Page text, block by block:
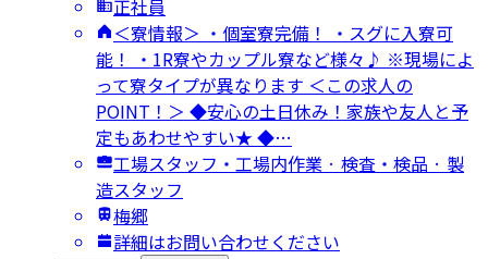
正社員
＜寮情報＞ ・個室寮完備！ ・スグに入寮可
能！ ・1R寮やカップル寮など様々♪ ※現場によ
って寮タイプが異なります ＜この求人の
POINT！＞ ◆安心の土日休み！家族や友人と予
定もあわせやすい★ ◆…
工場スタッフ・工場内作業 · 検査・検品 · 製
造スタッフ
梅郷
詳細はお問い合わせください